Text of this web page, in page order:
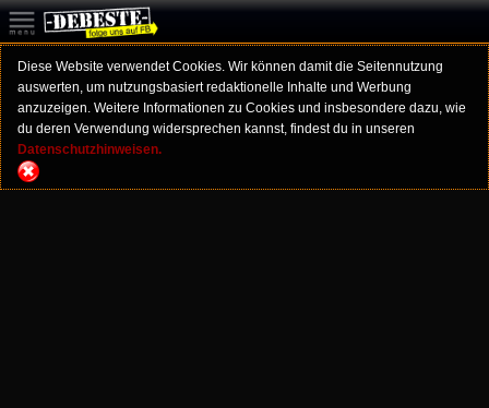
Diese Website verwendet Cookies. Wir können damit die Seitennutzung
auswerten, um nutzungsbasiert redaktionelle Inhalte und Werbung
anzuzeigen. Weitere Informationen zu Cookies und insbesondere dazu, wie
du deren Verwendung widersprechen kannst, findest du in unseren
Datenschutzhinweisen.